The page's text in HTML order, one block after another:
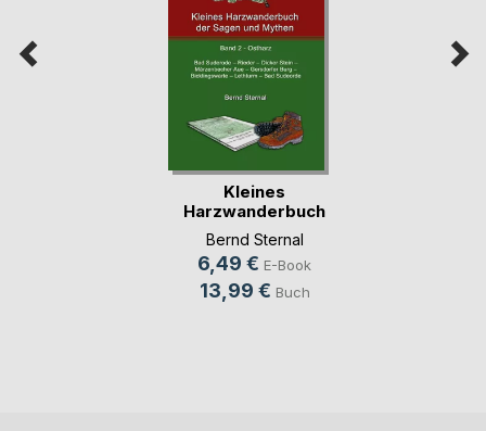
Kleines
Harzwanderbuch
der Sagen u(...)
Bernd Sternal
6,49 € E-Book
13,99 € Buch